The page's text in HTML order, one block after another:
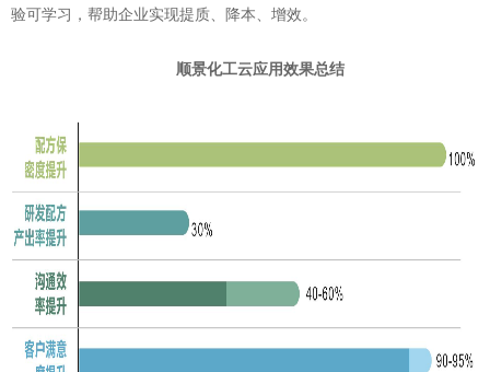
验可学习，帮助企业实现提质、降本、增效。
顺景化工云应用效果总结